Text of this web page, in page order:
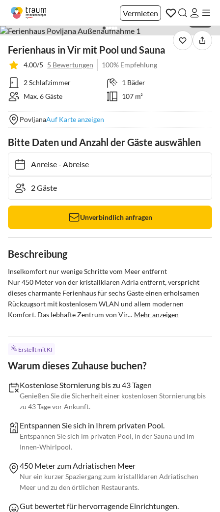
Vermieten
Ferienhaus in Vir mit Pool und Sauna
4.00/5 5 Bewertungen 100% Empfehlung
2 Schlafzimmer
1 Bäder
Max. 6 Gäste
107 m²
PovljanaAuf Karte anzeigen
Bitte Daten und Anzahl der Gäste auswählen
Anreise- Abreise
Unverbindlich anfragen
Beschreibung
Inselkomfort nur wenige Schritte vom Meer entfernt
Nur 450 Meter von der kristallklaren Adria entfernt, verspricht
dieses charmante Ferienhaus für sechs Gäste einen erholsamen
Rückzugsort mit kostenlosem WLAN und allem modernen
Komfort. Das lebhafte Zentrum von Vir... Mehr anzeigen
Erstellt mit KI
Warum dieses Zuhause buchen?
Kostenlose Stornierung bis zu 43 Tagen
Genießen Sie die Sicherheit einer kostenlosen Stornierung bis
zu 43 Tage vor Ankunft.
Entspannen Sie sich in Ihrem privaten Pool.
Entspannen Sie sich im privaten Pool, in der Sauna und im
Innen-Whirlpool.
450 Meter zum Adriatischen Meer
Nur ein kurzer Spaziergang zum kristallklaren Adriatischen
Meer und zu den örtlichen Restaurants.
Gut bewertet für hervorragende Einrichtungen.